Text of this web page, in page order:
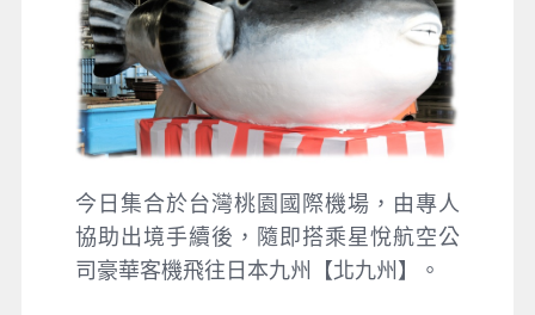
今日集合於台灣桃園國際機場，由專人
協助出境手續後，隨即搭乘星悅航空公
司豪華客機飛往日本九州【北九州】。